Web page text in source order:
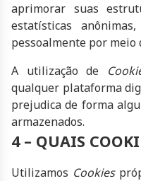
aprimorar suas
estatísticas
pessoalmente por meio
A utilização de
qualquer plataforma
prejudica de forma
armazenados.
4 – QUAIS
Utilizamos Cookies